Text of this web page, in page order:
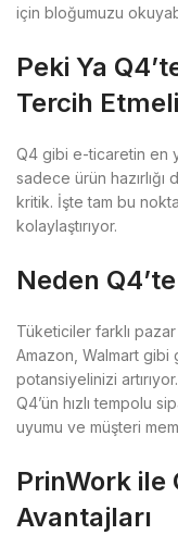
için bloğumuzu
Peki Ya
Tercih
Q4 gibi e-ticaretin en
sadece ürün
kritik. İşte tam bu
kolaylaştırıyor.
Neden
Tüketiciler farklı
Amazon, Walmart gibi
potansiyelinizi artırıyor.
Q4’ün hızlı tempolu
uyumu ve müşteri
PrinWork ile
Avantajları